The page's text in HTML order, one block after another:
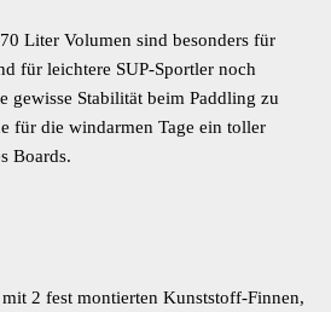
Liter Volumen sind besonders für
für leichtere SUP-Sportler noch
gewisse Stabilität beim Paddling zu
für die windarmen Tage ein toller
Boards.
2 fest montierten Kunststoff-Finnen,